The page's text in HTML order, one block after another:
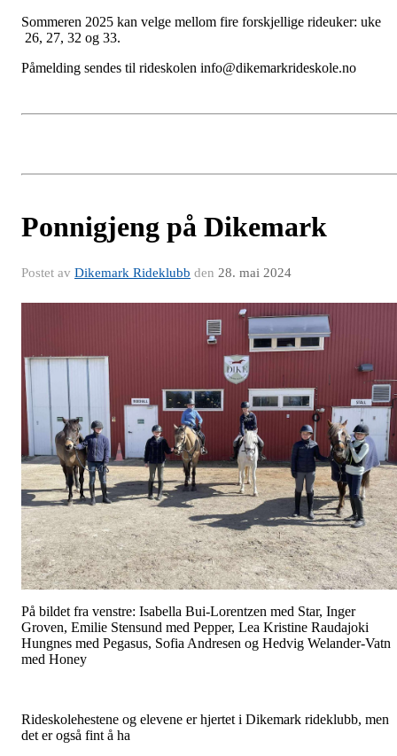
Sommeren 2025 kan velge mellom fire forskjellige rideuker: uke
26, 27, 32 og 33.
Påmelding sendes til rideskolen info@dikemarkrideskole.no
Ponnigjeng på Dikemark
Postet av Dikemark Rideklubb den 28. mai 2024
På bildet fra venstre: Isabella Bui-Lorentzen med Star, Inger
Groven, Emilie Stensund med Pepper, Lea Kristine Raudajoki
Hungnes med Pegasus, Sofia Andresen og Hedvig Welander-Vatn
med Honey
Rideskolehestene og elevene er hjertet i Dikemark rideklubb, men
det er også fint å ha